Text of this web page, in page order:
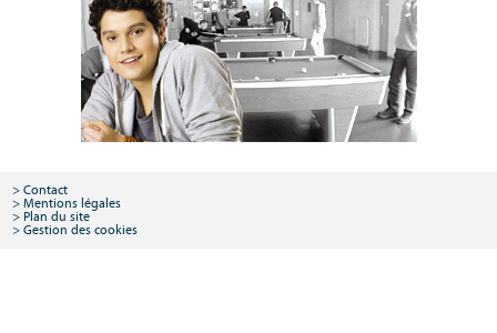
Contact
Mentions légales
Plan du site
Gestion des cookies